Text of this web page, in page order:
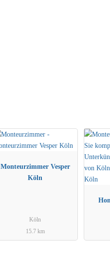
Monteurzimmer Vesper
Köln
Köln
15.7 km